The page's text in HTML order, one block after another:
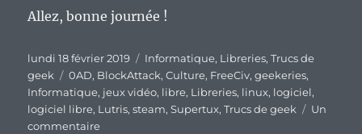
Allez, bonne journée !
Publié
le
lundi 18 février 2019 Catégories
Informatique, Libreries,Trucs de
geek
Étiquettes
0AD, BlockAttack,Culture, FreeCiv,geekeries,
Informatique, jeux vidéo, libre, Libreries, linux, logiciel,
logiciel libre, Lutris,steam,Supertux,Trucs de geek
Un
commentairesur